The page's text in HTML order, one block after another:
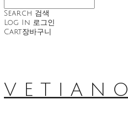
Search 검색
Log In 로그인
Cart장바구니
V E T I A N O